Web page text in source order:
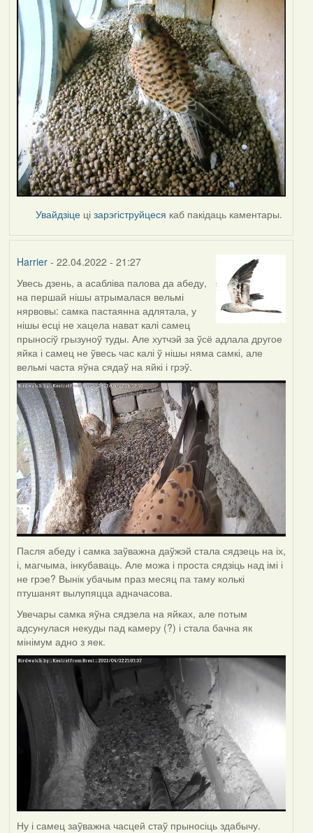
Увайдзіце цізарэгіструйцеся каб пакідаць каментары.
Harrier- 22.04.2022 - 21:27
Увесь дзень, а асабліва палова да абеду,
на першай нішы атрымалася вельмі
нярвовы: самка пастаянна адлятала, у
нішы есці не хацела нават калі самец
прыносіў грызуноў туды. Але хутчэй за ўсё адлала другое
яйка і самец не ўвесь час калі ў нішы няма самкі, але
вельмі часта яўна сядаў на яйкі і грэў.
Пасля абеду і самка заўважна даўжэй стала сядзець на іх,
і, магчыма, інкубаваць. Але можа і проста сядзіць над імі і
не грэе? Вынік убачым праз месяц па таму колькі
птушанят вылупяцца адначасова.
Увечары самка яўна сядзела на яйках, але потым
адсунулася некуды пад камеру (?) і стала бачна як
мінімум адно з яек.
Ну і самец заўважна часцей стаў прыносіць здабычу.